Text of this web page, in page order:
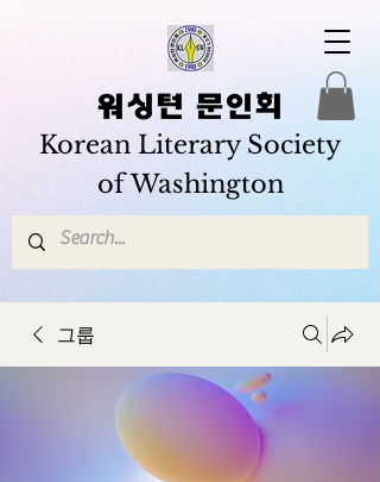
워싱턴 문인회
Korean Literary Society
of Washington
그룹